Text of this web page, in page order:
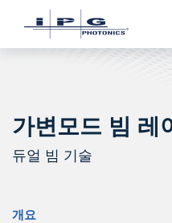
가변모드 빔 레
듀얼 빔 기술
개요